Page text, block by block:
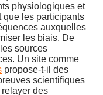
physiologiques et
que les participants
auxquelles
les biais. De
sources
Un site comme
propose-t-il des
scientifiques
des